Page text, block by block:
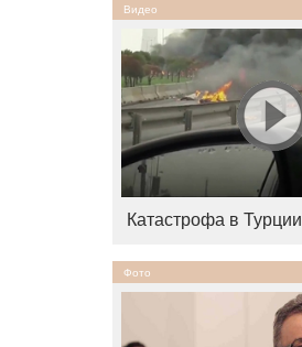
Видео
Катастрофа в Турции
Фото